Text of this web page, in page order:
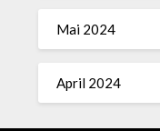
Mai 2024
April 2024